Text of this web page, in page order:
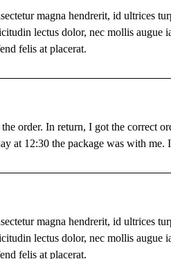
magna hendrerit, id ultrices
lectus dolor, nec mollis augue
felis at placerat.
order. In return, I got the correct
at 12:30 the package was with me.
magna hendrerit, id ultrices
lectus dolor, nec mollis augue
felis at placerat.